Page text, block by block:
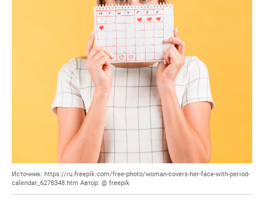
Источник: https://ru.freepik.com/free-photo/woman-covers-her-face-with-period-
calendar_6278348.htm Автор: @ freepik